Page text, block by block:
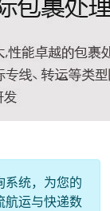
系统，为您的
航运与快递数